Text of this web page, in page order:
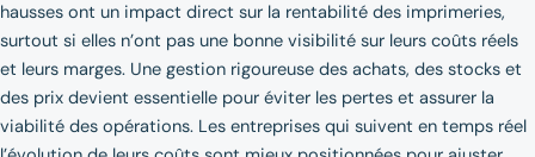
hausses ont un impact direct sur la rentabilité des imprimeries,
surtout si elles n’ont pas une bonne visibilité sur leurs coûts réels
et leurs marges. Une gestion rigoureuse des achats, des stocks et
des prix devient essentielle pour éviter les pertes et assurer la
viabilité des opérations. Les entreprises qui suivent en temps réel